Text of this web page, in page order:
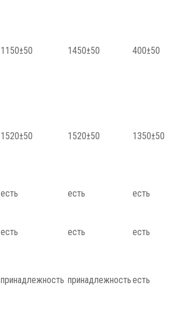
1150±50 1450±50 400±50
1520±50 1520±50 1350±50
есть есть есть
есть есть есть
принадлежность принадлежностьесть